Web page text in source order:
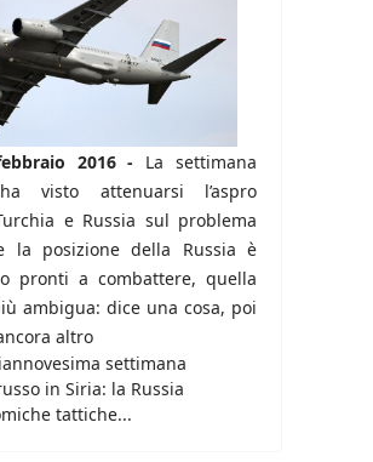
2016 - La settimana
visto attenuarsi l’aspro
e Russia sul problema
la posizione della Russia è
pronti a combattere, quella
ambigua: dice una cosa, poi
altro
settimana
in Siria: la Russia
tattiche...